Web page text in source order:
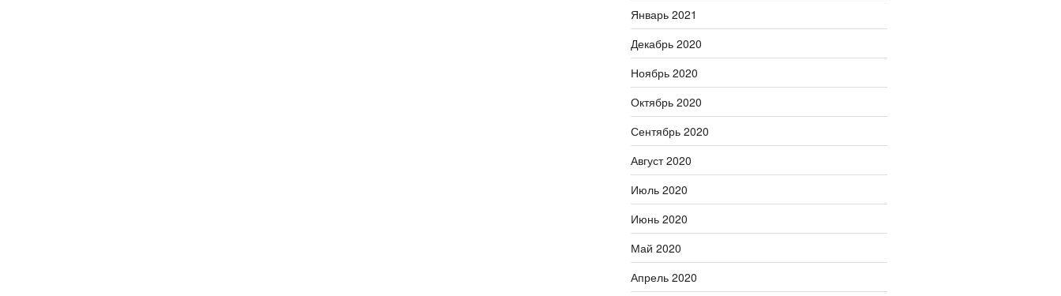
Январь 2021
Декабрь 2020
Ноябрь 2020
Октябрь 2020
Сентябрь 2020
Август 2020
Июль 2020
Июнь 2020
Май 2020
Апрель 2020